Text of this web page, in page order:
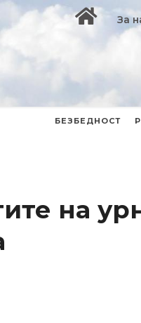
За
БЕЗБЕДНОСТ
на